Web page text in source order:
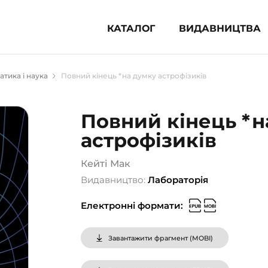
КАТАЛОГ ВИДАВНИЦТВА
література (1854)
для підлітків (240)
популярна література (1015)
література та посібники
довідники, словники
сертифікати (1)
і наука Повний кінець *на думку астрофізиків
Повний кінець
астрофізиків
Кейті Мак
Видавництво:Лабораторія
Електронні формати:
Завантажити фрагмент (MOBI)